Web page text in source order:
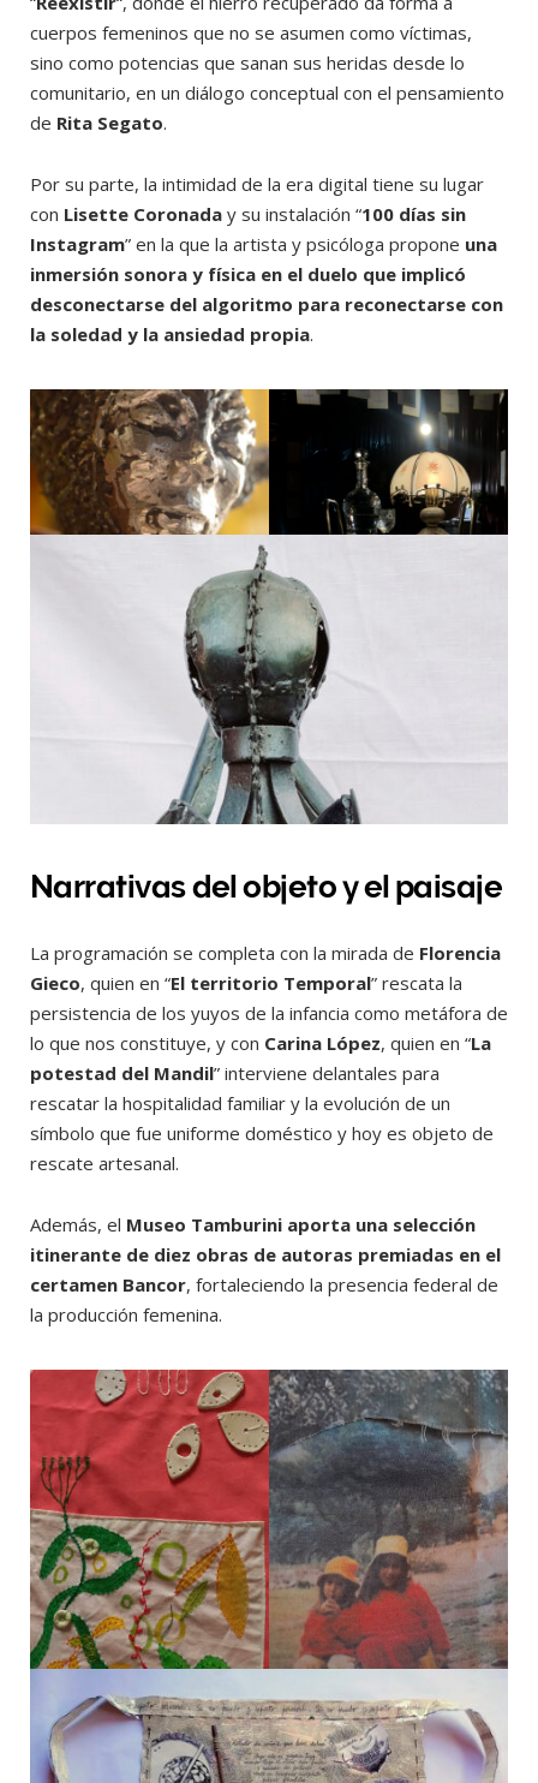
cuerpos femeninos que no se asumen como víctimas,
sino como potencias que sanan sus heridas desde lo
comunitario, en un diálogo conceptual con el pensamiento
de Rita Segato.
Por su parte, la intimidad de la era digital tiene su lugar
con Lisette Coronada y su instalación “100 días sin
Instagram” en la que la artista y psicóloga propone una
inmersión sonora y física en el duelo que implicó
desconectarse del algoritmo para reconectarse con
la soledad y la ansiedad propia.
Narrativas del objeto y el paisaje
La programación se completa con la mirada de Florencia
Gieco, quien en “El territorio Temporal” rescata la
persistencia de los yuyos de la infancia como metáfora de
lo que nos constituye, y con Carina López, quien en “La
potestad del Mandil” interviene delantales para
rescatar la hospitalidad familiar y la evolución de un
símbolo que fue uniforme doméstico y hoy es objeto de
rescate artesanal.
Además, el Museo Tamburini aporta una selección
itinerante de diez obras de autoras premiadas en el
certamen Bancor, fortaleciendo la presencia federal de
la producción femenina.